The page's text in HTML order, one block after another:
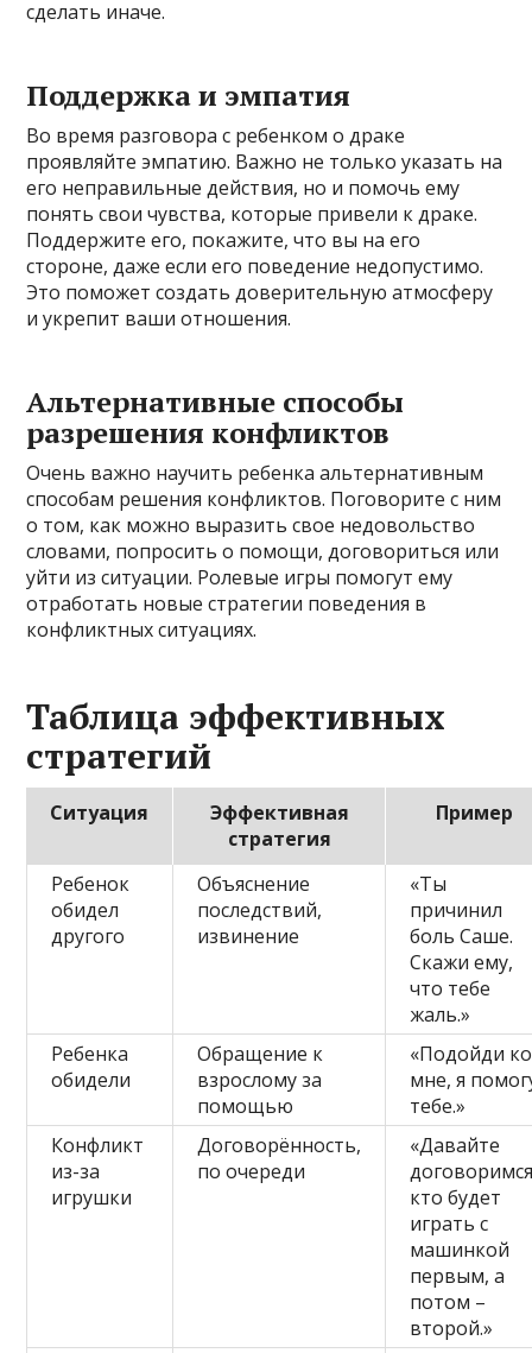
сделать иначе.
Поддержка и эмпатия
Во время разговора с ребенком о драке
проявляйте эмпатию. Важно не только указать на
его неправильные действия, но и помочь ему
понять свои чувства, которые привели к драке.
Поддержите его, покажите, что вы на его
стороне, даже если его поведение недопустимо.
Это поможет создать доверительную атмосферу
и укрепит ваши отношения.
Альтернативные способы
разрешения конфликтов
Очень важно научить ребенка альтернативным
способам решения конфликтов. Поговорите с ним
о том, как можно выразить свое недовольство
словами, попросить о помощи, договориться или
уйти из ситуации. Ролевые игры помогут ему
отработать новые стратегии поведения в
конфликтных ситуациях.
Таблица эффективных
стратегий
Ситуация
Эффективная
стратегия
Пример
Ребенок
обидел
другого
Объяснение
последствий,
извинение
«Ты
причинил
боль Саше.
Скажи ему,
что тебе
жаль.»
Ребенка
обидели
Обращение к
взрослому за
помощью
«Подойди ко
мне, я
тебе.»
Конфликт
из-за
игрушки
Договорённость,
по очереди
«Давайте
кто будет
играть с
машинкой
первым, а
потом –
второй.»